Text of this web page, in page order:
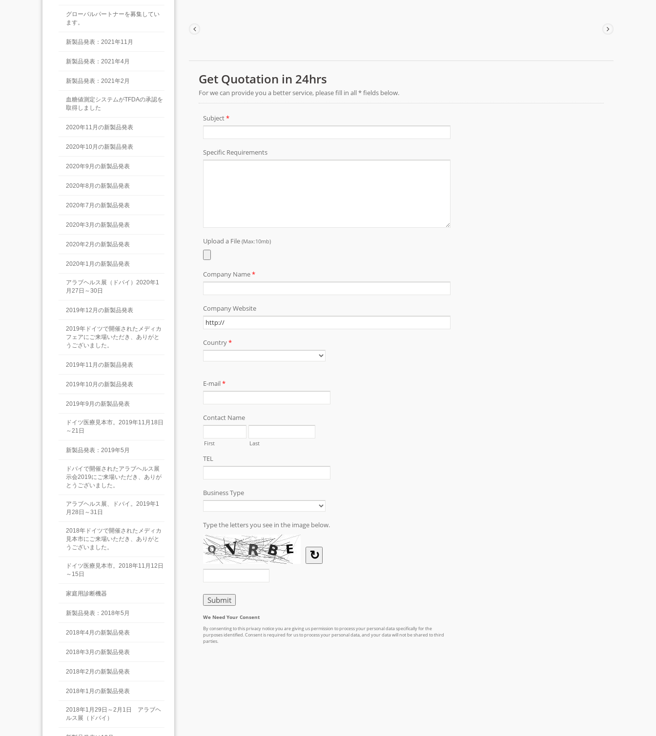
グローバルパートナーを募集してい
ます。
新製品発表：2021年11月
新製品発表：2021年4月
新製品発表：2021年2月
血糖値測定システムがTFDAの承認を
取得しました
2020年11月の新製品発表
2020年10月の新製品発表
2020年9月の新製品発表
2020年8月の新製品発表
2020年7月の新製品発表
2020年3月の新製品発表
2020年2月の新製品発表
2020年1月の新製品発表
アラブヘルス展（ドバイ）2020年1
月27日～30日
2019年12月の新製品発表
2019年ドイツで開催されたメディカ
フェアにご来場いただき、ありがと
うございました。
2019年11月の新製品発表
2019年10月の新製品発表
2019年9月の新製品発表
ドイツ医療見本市。2019年11月18日
～21日
新製品発表：2019年5月
ドバイで開催されたアラブヘルス展
示会2019にご来場いただき、ありが
とうございました。
アラブヘルス展、ドバイ。2019年1
月28日～31日
2018年ドイツで開催されたメディカ
見本市にご来場いただき、ありがと
うございました。
ドイツ医療見本市。2018年11月12日
～15日
家庭用診断機器
新製品発表：2018年5月
2018年4月の新製品発表
2018年3月の新製品発表
2018年2月の新製品発表
2018年1月の新製品発表
2018年1月29日～2月1日 アラブヘ
ルス展（ドバイ）